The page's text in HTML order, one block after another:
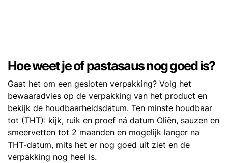
Hoe weet je of pastasaus nog goed is?
Gaat het om een gesloten verpakking? Volg het
bewaaradvies op de verpakking van het product en
bekijk de houdbaarheidsdatum. Ten minste houdbaar
tot (THT): kijk, ruik en proef ná datum Oliën, sauzen en
smeervetten tot 2 maanden en mogelijk langer na
THT-datum, mits het er nog goed uit ziet en de
verpakking nog heel is.